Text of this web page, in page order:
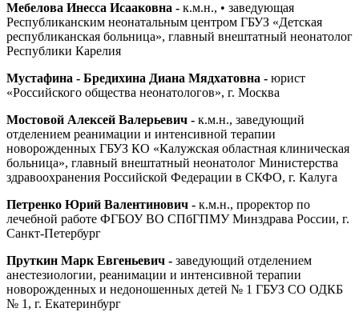
Мебелова Инесса Исааковна - к.м.н., • заведующая
Республиканским неонатальным центром ГБУЗ «Детская
республиканская больница», главный внештатный неонатолог
Республики Карелия
Мустафина - Бредихина Диана Мядхатовна - юрист
«Российского общества неонатологов», г. Москва
Мостовой Алексей Валерьевич - к.м.н., заведующий
отделением реанимации и интенсивной терапии
новорожденных ГБУЗ КО «Калужская областная клиническая
больница», главный внештатный неонатолог Министерства
здравоохранения Российской Федерации в СКФО, г. Калуга
Петренко Юрий Валентинович - к.м.н., проректор по
лечебной работе ФГБОУ ВО СПбГПМУ Минздрава России, г.
Санкт-Петербург
Пруткин Марк Евгеньевич - заведующий отделением
анестезиологии, реанимации и интенсивной терапии
новорожденных и недоношенных детей № 1 ГБУЗ СО ОДКБ
№ 1, г. Екатеринбург